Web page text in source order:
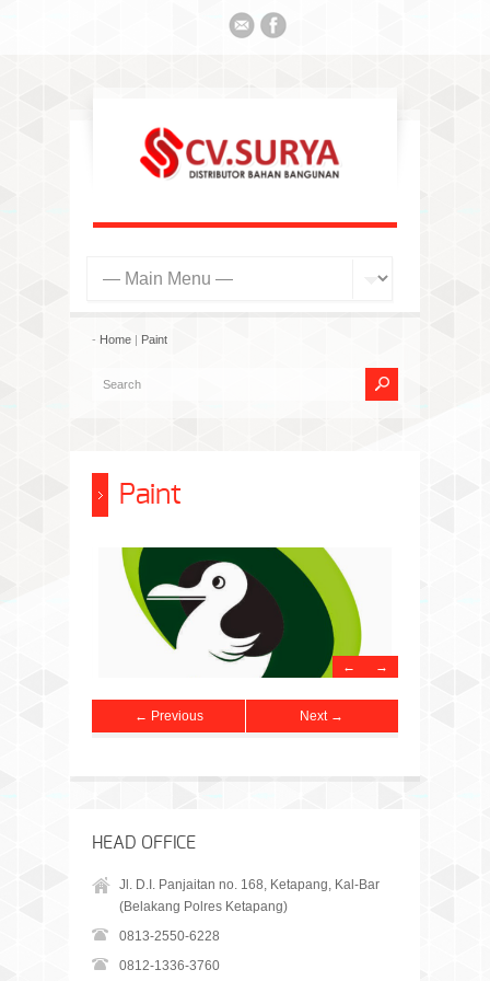
- Home | Paint
Paint
← →
← Previous Next →
HEAD OFFICE
Jl. D.I. Panjaitan no. 168, Ketapang, Kal-Bar
(Belakang Polres Ketapang)
0813-2550-6228
0812-1336-3760